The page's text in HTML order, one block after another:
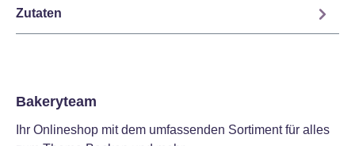
Zutaten
Bakeryteam
Ihr Onlineshop mit dem umfassenden Sortiment für alles